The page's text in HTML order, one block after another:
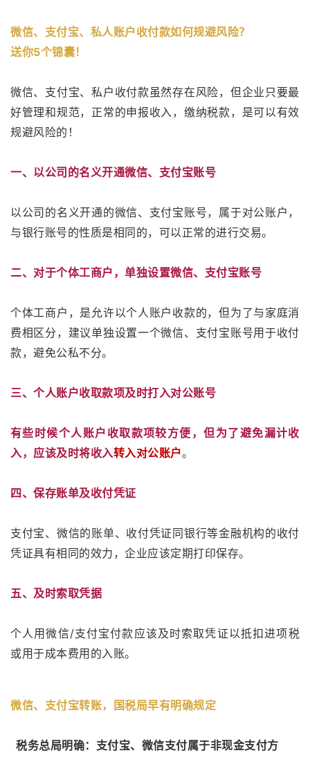
微信、支付宝、私人账户收付款如何规避风险？
送你5个锦囊！
微信、支付宝、私户收付款虽然存在风险，但企业只要最
好管理和规范，正常的申报收入，缴纳税款，是可以有效
规避风险的！
一、以公司的名义开通微信、支付宝账号
以公司的名义开通的微信、支付宝账号，属于对公账户，
与银行账号的性质是相同的，可以正常的进行交易。
二、对于个体工商户，单独设置微信、支付宝账号
个体工商户，是允许以个人账户收款的，但为了与家庭消
费相区分，建议单独设置一个微信、支付宝账号用于收付
款，避免公私不分。
三、个人账户收取款项及时打入对公账号
有些时候个人账户收取款项较方便，但为了避免漏计收
入，应该及时将收入转入对公账户。
四、保存账单及收付凭证
支付宝、微信的账单、收付凭证同银行等金融机构的收付
凭证具有相同的效力，企业应该定期打印保存。
五、及时索取凭据
个人用微信/支付宝付款应该及时索取凭证以抵扣进项税
或用于成本费用的入账。
微信、支付宝转账， 国税局早有明确规定
税务总局明确：支付宝、微信支付属于非现金支付方